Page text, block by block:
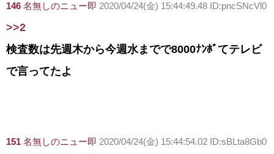
146 名無しのニュー即 2020/04/24(金) 15:44:49.48 ID:pncSNcVl0
>>2
検査数は先週木から今週水までで8000ﾅﾝﾎﾞてテレビ
で言ってたよ
151 名無しのニュー即 2020/04/24(金) 15:44:54.02 ID:sBLta8Gb0